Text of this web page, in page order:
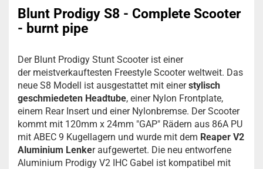
Blunt Prodigy S8 - Complete Scooter
- burnt pipe
Der Blunt Prodigy Stunt Scooter ist einer
der meistverkauftesten Freestyle Scooter weltweit. Das
neue S8 Modell ist ausgestattet mit einerstylisch
geschmiedeten Headtube, einer Nylon Frontplate,
einem Rear Insert und einer Nylonbremse. Der Scooter
kommt mit 120mm x 24mm "GAP" Rädern aus 86A PU
mit ABEC 9 Kugellagern und wurde mit dem Reaper V2
Aluminium Lenker aufgewertet. Die neu entworfene
Aluminium Prodigy V2 IHC Gabel ist kompatibel mit